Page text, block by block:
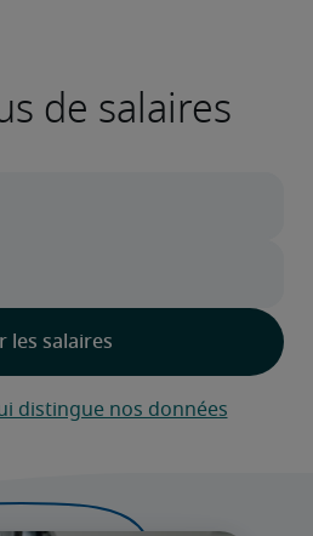
de salaires
distingue nos données